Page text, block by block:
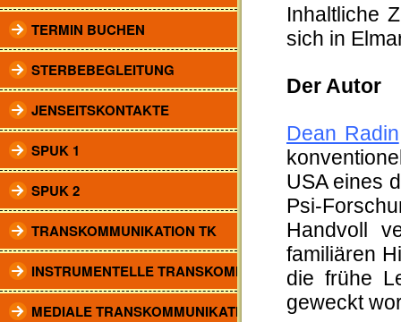
TERMIN BUCHEN
STERBEBEGLEITUNG
JENSEITSKONTAKTE
SPUK 1
SPUK 2
TRANSKOMMUNIKATION TK
INSTRUMENTELLE TRANSKOMM.
MEDIALE TRANSKOMMUNIKATION
Inhaltliche
sich in
Der Autor
Dean Radin
USA eines
Psi-
Handvoll
familiären
die frühe
geweckt